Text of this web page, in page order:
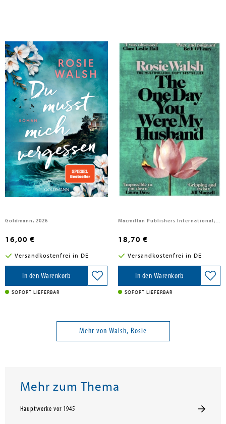
Walsh, Rosie
Du musst mich vergessen
Goldmann, 2026
16,00 €
Versandkostenfrei in DE
In den Warenkorb
SOFORT LIEFERBAR
Walsh, Rosie
The One Day You Were My
Husband
Macmillan Publishers International;Macmillan, 2026
18,70 €
Versandkostenfrei in DE
In den Warenkorb
SOFORT LIEFERBAR
Mehr von Walsh, Rosie
Mehr zum Thema
Hauptwerke vor 1945